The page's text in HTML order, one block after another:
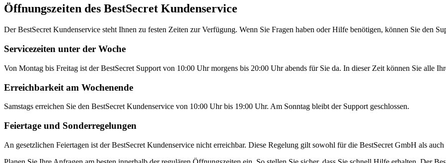
Öffnungszeiten des BestSecret Kundenservice
Der BestSecret Kundenservice steht Ihnen zu festen Zeiten zur Verfügung. Wenn Sie Fragen haben oder Hilfe benötigen, können Sie den
Servicezeiten unter der Woche
Von Montag bis Freitag ist der BestSecret Support von 10:00 Uhr morgens bis 20:00 Uhr abends für Sie da. In dieser Zeit können Sie alle
Erreichbarkeit am Wochenende
Samstags erreichen Sie den BestSecret Kundenservice von 10:00 Uhr bis 19:00 Uhr. Am Sonntag bleibt der Support geschlossen.
Feiertage und Sonderregelungen
An gesetzlichen Feiertagen ist der BestSecret Kundenservice nicht erreichbar. Diese Regelung gilt sowohl für die BestSecret GmbH als